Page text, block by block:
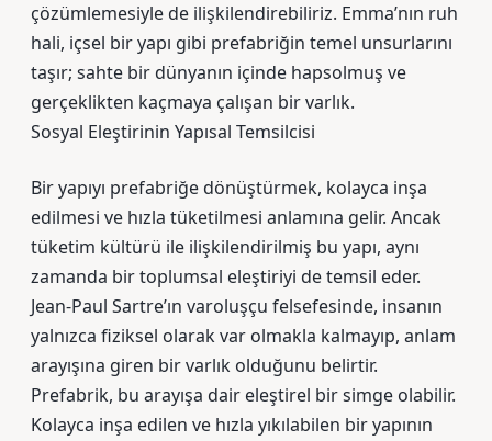
çözümlemesiyle de ilişkilendirebiliriz. Emma’nın ruh
hali, içsel bir yapı gibi prefabriğin temel unsurlarını
taşır; sahte bir dünyanın içinde hapsolmuş ve
gerçeklikten kaçmaya çalışan bir varlık.
Sosyal Eleştirinin Yapısal Temsilcisi
Bir yapıyı prefabriğe dönüştürmek, kolayca inşa
edilmesi ve hızla tüketilmesi anlamına gelir. Ancak
tüketim kültürü ile ilişkilendirilmiş bu yapı, aynı
zamanda bir toplumsal eleştiriyi de temsil eder.
Jean-Paul Sartre’ın varoluşçu felsefesinde, insanın
yalnızca fiziksel olarak var olmakla kalmayıp, anlam
arayışına giren bir varlık olduğunu belirtir.
Prefabrik, bu arayışa dair eleştirel bir simge olabilir.
Kolayca inşa edilen ve hızla yıkılabilen bir yapının